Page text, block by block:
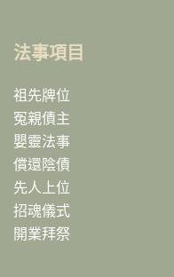
法事項目
祖先牌位
冤親債主
嬰靈法事
償還陰債
先人上位
招魂儀式
開業拜祭